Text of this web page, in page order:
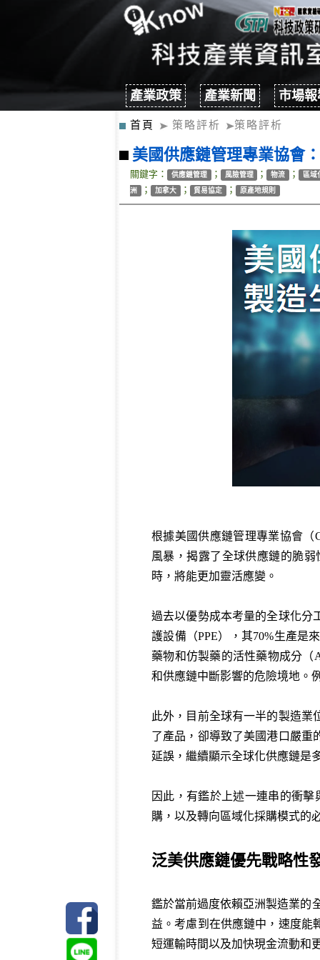
產業政策 產業新聞 市場報
首頁 策略評析 策略評析
美國供應鏈管理專業協會
關鍵字： 供應鏈管理 ； 風險管理 ； 物流 ；
區域
洲
； 加拿大 ； 貿易協定 ； 原產地規則
根據美國供應鏈管理專業協會（
風暴，揭露了全球供應鏈的脆
時，將能更加靈活應變。
過去以優勢成本考量的全球化分
護設備（PPE），其70%生產是
藥物和仿製藥的活性藥物成分
和供應鏈中斷影響的危險境地。
此外，目前全球有一半的製造業
了產品，卻導致了美國港口嚴重
延誤，繼續顯示全球化供應鏈是
因此，有鑑於上述一連串的衝
購，以及轉向區域化採購模式的
泛美供應鏈優先戰略性
鑑於當前過度依賴亞洲製造業的
益。考慮到在供應鏈中，速度能
短運輸時間以及加快現金流動和